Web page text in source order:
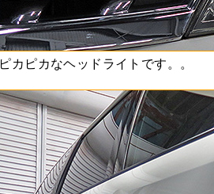
カピカなヘッドライトです。。